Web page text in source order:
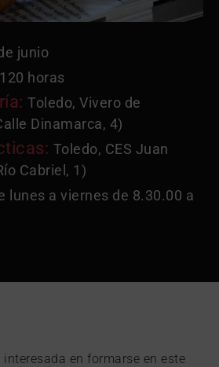
junio
120 horas
Toledo, Vivero de
Dinamarca, 4)
Toledo, CES Juan
Cabriel, 1)
lunes a viernes de 8.30.00 a
en formarse en este